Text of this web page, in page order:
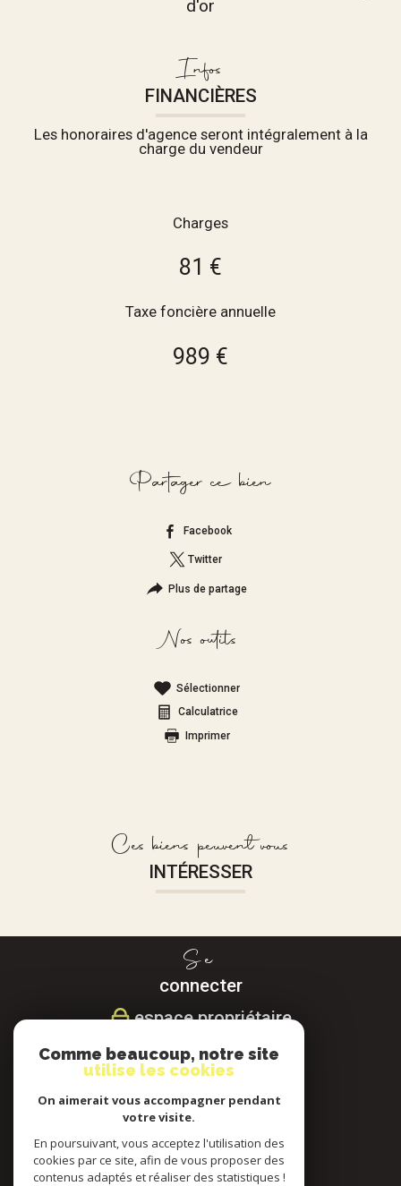
d'or
Infos
FINANCIÈRES
Les honoraires d'agence seront intégralement à la
charge du vendeur
Charges
81 €
Taxe foncière annuelle
989 €
Partager ce bien
Facebook
Twitter
Plus de partage
Nos outils
Sélectionner
Calculatrice
Imprimer
Ces biens peuvent vous
INTÉRESSER
Se
connecter
espace propriétaire
Nous
Nous
Comme beaucoup, notre site
utilise les cookies
On aimerait vous accompagner pendant
votre visite.
En poursuivant, vous acceptez l'utilisation des
cookies par ce site, afin de vous proposer des
contenus adaptés et réaliser des statistiques !